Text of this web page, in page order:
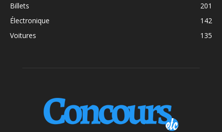
Billets
201
Électronique
142
Voitures
135